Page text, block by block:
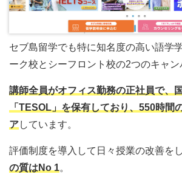
セブ島留学でも特に知名度の高い語学
ーク校とシーフロント校の2つのキャン
講師全員がオフィス勤務の正社員で、
「TESOL」を保有しており、550時間
アしています。
評価制度を導入して日々授業の改善を
の質はNo 1。